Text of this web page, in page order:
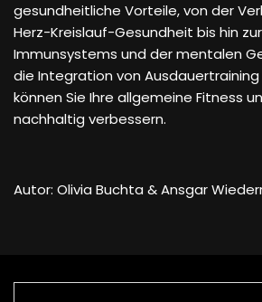
gesundheitliche Vorteile, von der
Herz-Kreislauf-Gesundheit bis hin
Immunsystems und der mentalen
die Integration von Ausdauertraining
können Sie Ihre allgemeine Fitness
nachhaltig verbessern.
Autor: Olivia Buchta & Ansgar